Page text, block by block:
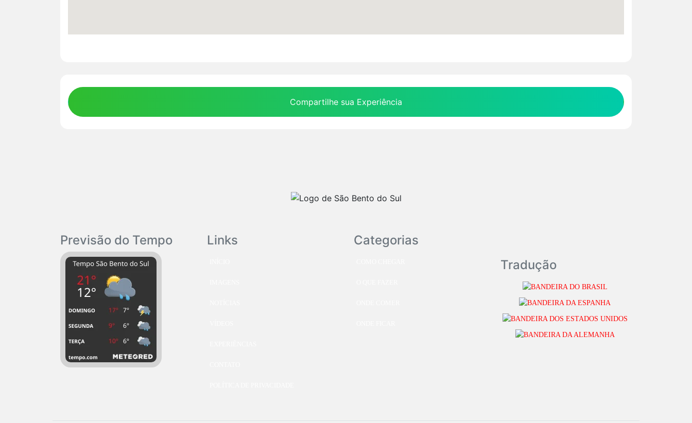
Compartilhe sua Experiência
Previsão do Tempo Links Categorias
Tradução